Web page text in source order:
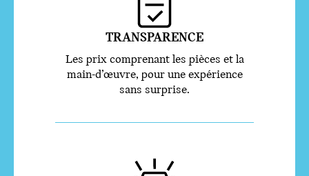
TRANSPARENCE
Les prix comprenant les pièces et la
main-d’œuvre, pour une expérience
sans surprise.